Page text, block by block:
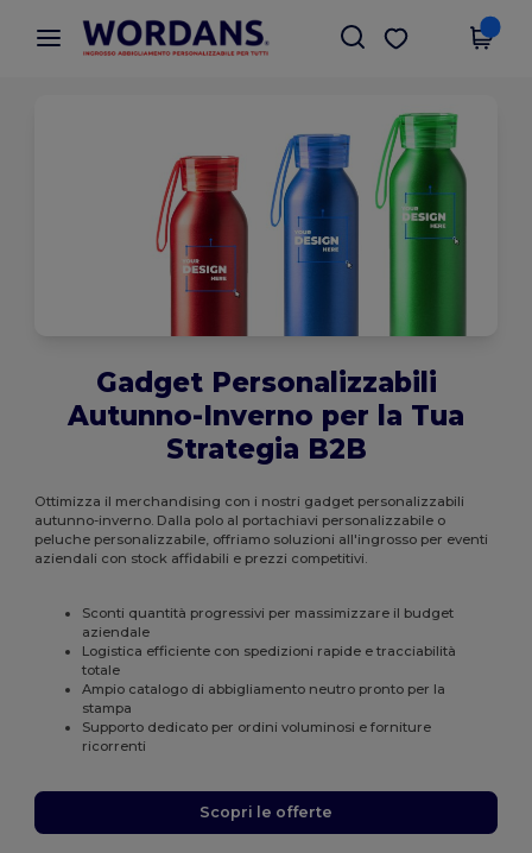
× App Wordans
Prezzi migliori sull'app!
Scarica app
Gadget Personalizzabili
Autunno-Inverno per la Tua
Strategia B2B
Ottimizza il merchandising con i nostri gadget personalizzabili
autunno-inverno. Dalla polo al portachiavi personalizzabile o
peluche personalizzabile, offriamo soluzioni all'ingrosso per eventi
aziendali con stock affidabili e prezzi competitivi.
Sconti quantità progressivi per massimizzare il budget
aziendale
Logistica efficiente con spedizioni rapide e tracciabilità
totale
Ampio catalogo di abbigliamento neutro pronto per la
stampa
Supporto dedicato per ordini voluminosi e forniture
ricorrenti
Scopri le offerte